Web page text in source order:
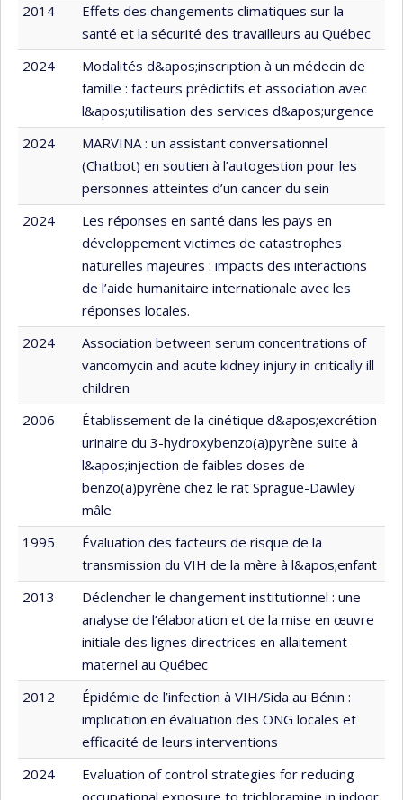
2014
Effets des changements climatiques sur la
santé et la sécurité des travailleurs au Québec
2024
Modalités d&apos;inscription à un médecin de
famille : facteurs prédictifs et association avec
l&apos;utilisation des services d&apos;urgence
2024
MARVINA : un assistant conversationnel
(Chatbot) en soutien à l’autogestion pour les
personnes atteintes d’un cancer du sein
2024
Les réponses en santé dans les pays en
développement victimes de catastrophes
naturelles majeures : impacts des interactions
de l’aide humanitaire internationale avec les
réponses locales.
2024
Association between serum concentrations of
vancomycin and acute kidney injury in critically ill
children
2006
Établissement de la cinétique d&apos;excrétion
urinaire du 3-hydroxybenzo(a)pyrène suite à
l&apos;injection de faibles doses de
benzo(a)pyrène chez le rat Sprague-Dawley
mâle
1995
Évaluation des facteurs de risque de la
transmission du VIH de la mère à l&apos;enfant
2013
Déclencher le changement institutionnel : une
analyse de l’élaboration et de la mise en œuvre
initiale des lignes directrices en allaitement
maternel au Québec
2012
Épidémie de l’infection à VIH/Sida au Bénin :
implication en évaluation des ONG locales et
efficacité de leurs interventions
2024
Evaluation of control strategies for reducing
occupational exposure to trichloramine in indoor